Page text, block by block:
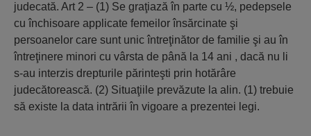
judecată. Art 2 – (1) Se graţiază în parte cu ½, pedepsele
cu închisoare applicate femeilor însărcinate şi
persoanelor care sunt unic întreţinător de familie şi au în
întreţinere minori cu vârsta de până la 14 ani , dacă nu li
s-au interzis drepturile părinteşti prin hotărâre
judecătorească. (2) Situaţiile prevăzute la alin. (1) trebuie
să existe la data intrării în vigoare a prezentei legi.